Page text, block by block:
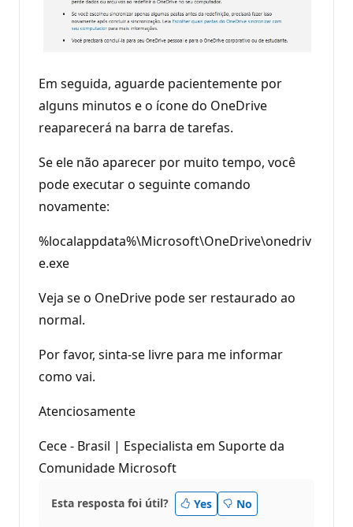
Em seguida, aguarde pacientemente por
alguns minutos e o ícone do OneDrive
reaparecerá na barra de tarefas.
Se ele não aparecer por muito tempo, você
pode executar o seguinte comando
novamente:
%localappdata%\Microsoft\OneDrive\onedriv
e.exe
Veja se o OneDrive pode ser restaurado ao
normal.
Por favor, sinta-se livre para me informar
como vai.
Atenciosamente
Cece - Brasil | Especialista em Suporte da
Comunidade Microsoft
Esta resposta foi útil? Yes No